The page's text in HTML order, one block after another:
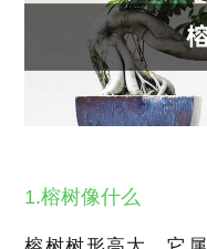
1.榕树像什么